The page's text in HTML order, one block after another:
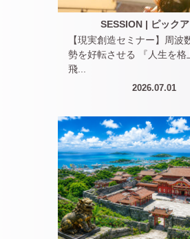
SESSION| ピック
【現実創造セミナー】周波
勢を好転させる 『人生を格
飛...
2026.07.01